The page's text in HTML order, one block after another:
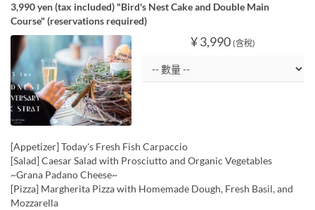
3,990 yen (tax included) "Bird's Nest Cake and Double Main
Course" (reservations required)
¥ 3,990 (含稅)
[Appetizer] Today's Fresh Fish Carpaccio
[Salad] Caesar Salad with Prosciutto and Organic Vegetables
~Grana Padano Cheese~
[Pizza] Margherita Pizza with Homemade Dough, Fresh Basil, and
Mozzarella